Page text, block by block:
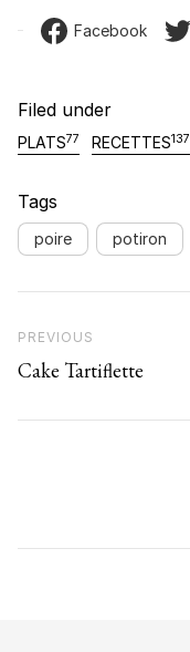
Facebook
Filed under
PLATS77 RECETTES137
Tags
poire potiron
Previous Post
PREVIOUS
Cake Tartiflette